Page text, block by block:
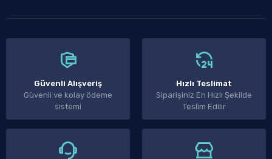
Güvenli Alışveriş
Güvenli ve kolay ödeme
sistemi
Hızlı Teslimat
Siparişiniz En Hızlı Şekilde
Teslim Edilir